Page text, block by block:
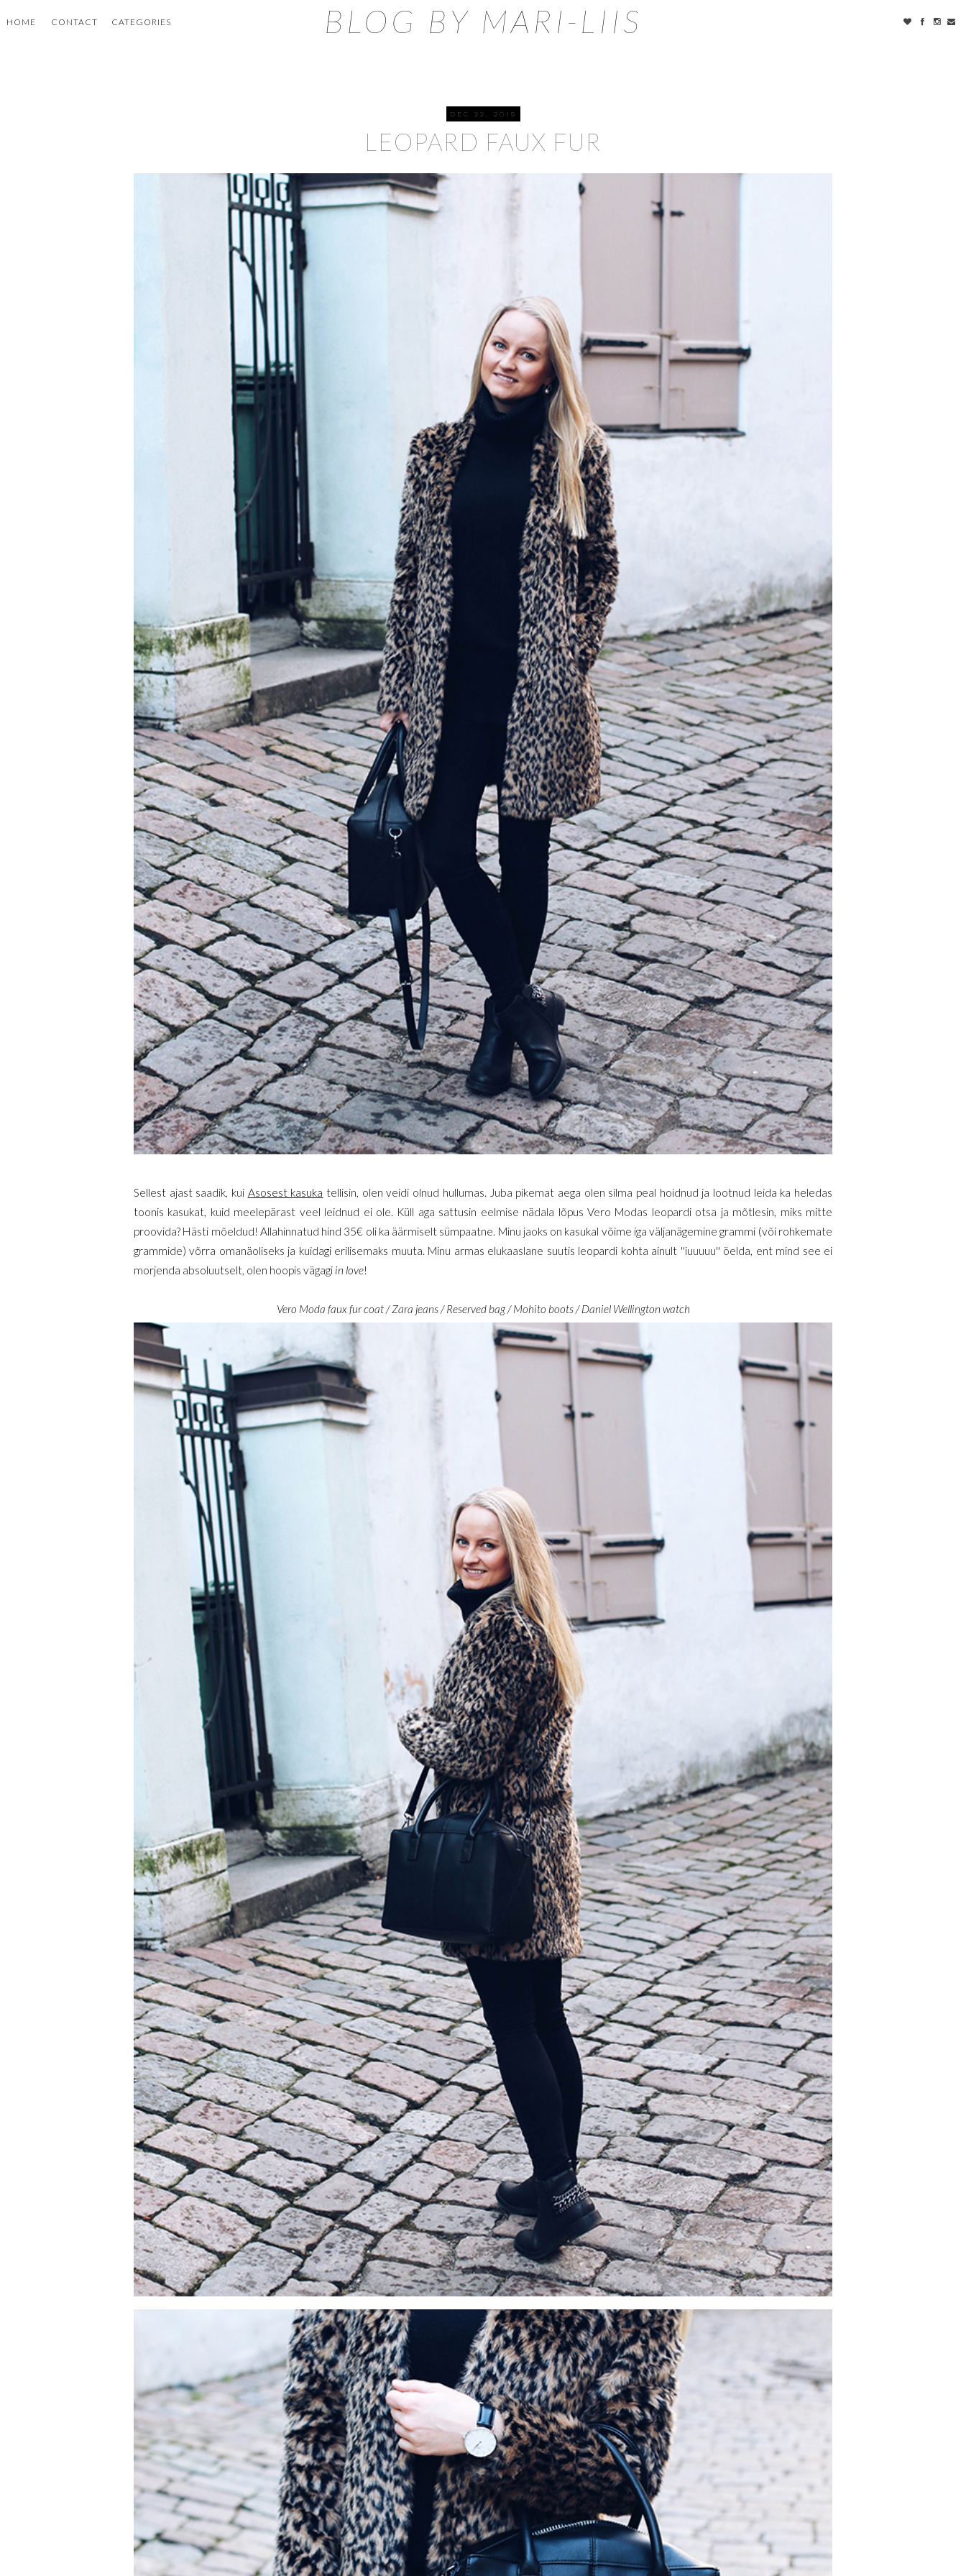
BLOG BY MARI-LIIS
HOME CONTACT CATEGORIES
DEC 22, 2015
LEOPARD FAUX FUR
Sellest ajast saadik, kui Asosest kasuka tellisin, olen veidi olnud hullumas. Juba pikemat aega olen silma peal hoidnud ja lootnud leida ka heledas
toonis kasukat, kuid meelepärast veel leidnud ei ole. Küll aga sattusin eelmise nädala lõpus Vero Modas leopardi otsa ja mõtlesin, miks mitte
proovida? Hästi mõeldud! Allahinnatud hind 35€ oli ka äärmiselt sümpaatne. Minu jaoks on kasukal võime iga väljanägemine grammi (või rohkemate
grammide) võrra omanäoliseks ja kuidagi erilisemaks muuta. Minu armas elukaaslane suutis leopardi kohta ainult ''iuuuuu'' öelda, ent mind see ei
morjenda absoluutselt, olen hoopis vägagi in love!
Vero Moda faux fur coat / Zara jeans / Reserved bag / Mohito boots / Daniel Wellington watch